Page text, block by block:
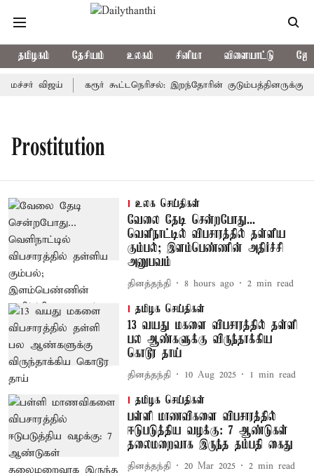
தமிழகம் தேசியம் உலகம் சினிமா விளையாட்டு
விஜய் கரூர் கூட்டநெரிசல்: இறந்தோரின் குடும்பத்தினருக்கு
Prostitution
உலக செய்திகள்
வேலை தேடி சென்றபோது...
வெளிநாட்டில் விபசாரத்தில் தள்ளிய
கும்பல்; இளம்பெண்ணின் அதிர்ச்சி
அனுபவம்
தினத்தந்தி 8 hours ago 2 min read
தமிழக செய்திகள்
13 வயது மகளை விபசாரத்தில் தள்ளி
பல ஆண்களுக்கு விருந்தாக்கிய
கொடூர தாய்
தினத்தந்தி 10 Aug 2025 1 min read
தமிழக செய்திகள்
பள்ளி மாணவிகளை விபசாரத்தில்
ஈடுபடுத்திய வழக்கு: 7 ஆண்டுகள்
தலைமறைவாக இருந்த தம்பதி கைது
தினத்தந்தி 20 Mar 2025 2 min read